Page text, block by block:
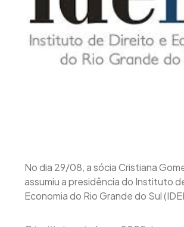
No dia 29/08, a sócia Cristiana
assumiu a presidência do Instituto
Economia do Rio Grande do Sul